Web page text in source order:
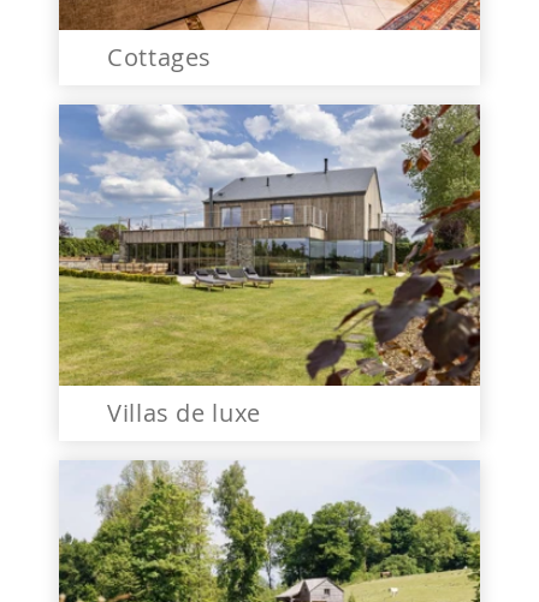
Cottages
Villas de luxe